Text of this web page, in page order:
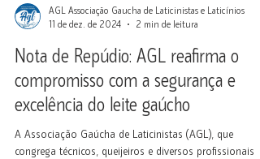
11 de dez. de 2024
2 min de leitura
Nota de Repúdio: AGL reafirma o
compromisso com a segurança e
excelência do leite gaúcho